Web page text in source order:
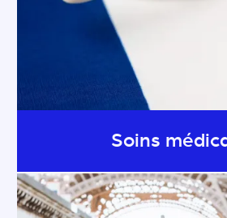
Soins